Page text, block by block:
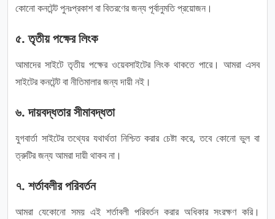
কোনো কনটেন্ট পুনঃপ্রকাশ বা বিতরণের জন্য পূর্বানুমতি প্রয়োজন।
৫. তৃতীয় পক্ষের লিংক
আমাদের সাইটে তৃতীয় পক্ষের ওয়েবসাইটের লিংক থাকতে পারে। আমরা এসব
সাইটের কনটেন্ট বা নীতিমালার জন্য দায়ী নই।
৬. দায়বদ্ধতার সীমাবদ্ধতা
যুগবার্তা সাইটের তথ্যের যথার্থতা নিশ্চিত করার চেষ্টা করে, তবে কোনো ভুল বা
ত্রুটির জন্য আমরা দায়ী থাকব না।
৭. শর্তাবলীর পরিবর্তন
আমরা যেকোনো সময় এই শর্তাবলী পরিবর্তন করার অধিকার সংরক্ষণ করি।